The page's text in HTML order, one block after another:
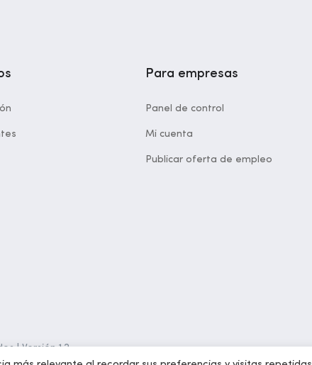
Para empresas
Panel de control
Mi cuenta
Publicar oferta de empleo
| Versión 1.2